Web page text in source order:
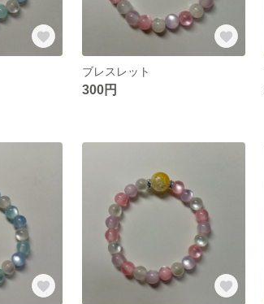
ブレスレット
300円